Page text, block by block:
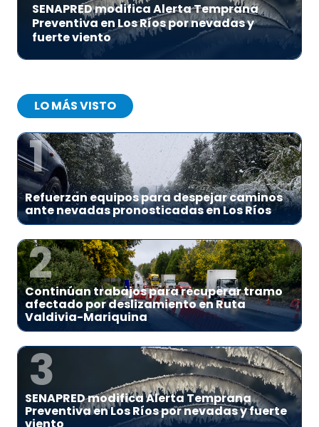
SENAPRED modifica Alerta Temprana
Preventiva en Los Ríos por nevadas y
fuerte viento
LO MÁS VISTO
1
Refuerzan equipos para despejar caminos
ante nevadas pronosticadas en Los Ríos
2
Continúan trabajos para recuperar tramo
afectado por deslizamiento en Ruta
Valdivia-Mariquina
3
SENAPRED modifica Alerta Temprana
Preventiva en Los Ríos por nevadas y fuerte